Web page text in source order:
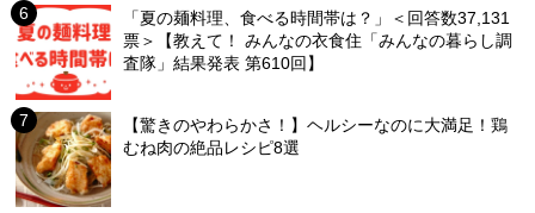
「夏の麺料理、食べる時間帯は？」＜回答数37,131
票＞【教えて！ みんなの衣食住「みんなの暮らし調
査隊」結果発表 第610回】
【驚きのやわらかさ！】ヘルシーなのに大満足！鶏
むね肉の絶品レシピ8選